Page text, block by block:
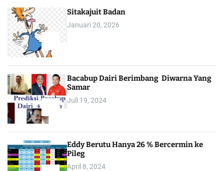
Sitakajuit Badan
Januari 20, 2026
Bacabup Dairi Berimbang Diwarna Yang
Samar
Juli 19, 2024
Eddy Berutu Hanya 26 % Bercermin ke
Pileg
April 8, 2024